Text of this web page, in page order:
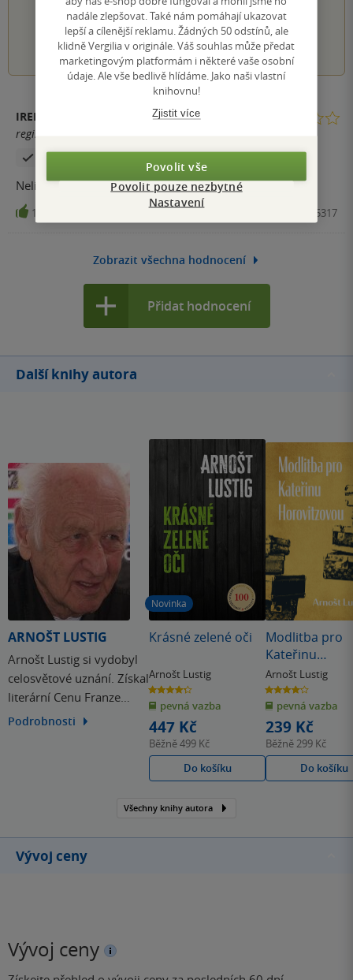
1 2 3 4 5
IRENA ŠEVČÍKOVÁ
registrovaný uživatel
Zakoupil produkt
Nelíbilo, nedočteno.
13 Kniha, Mladá fronta, 2021, 9788020425317
Zobrazit všechna hodnocení
Přidat hodnocení
Další knihy autora
ARNOŠT LUSTIG
Arnošt Lustig si vydobyl
celosvětové uznání. Získal
literární Cenu Franze
Kafky, byl nominovaný na
Podrobnosti
Novinka
Krásné zelené oči
Arnošt Lustig
4.3
z
5
hvězdiček
pevná vazba
447 Kč
Běžně499 Kč
Do košíku
Modlitba pro
Kateřinu
Horovitzovou
Arnošt Lustig
4.2
z
5
hvězdiček
pevná vazba
239 Kč
Běžně299 Kč
Do košíku
Všechny knihy autora
Vývoj ceny
Vývoj ceny
nadále zlepšovat. Také nám pomáhají ukazovat
lepší a cílenější reklamu. Žádných 50 odstínů, ale
klidně Vergilia v originále. Váš souhlas může předat
marketingovým platformám i některé vaše osobní
údaje. Ale vše bedlivě hlídáme. Jako naši vlastní
knihovnu!
Zjistit více
Povolit vše
Povolit pouze nezbytné
Nastavení